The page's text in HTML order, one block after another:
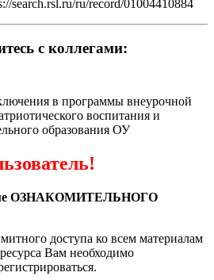
search.rsl.ru/ru/record/01004410884
с коллегами:
в программы внеурочной
воспитания и
образования ОУ
ОЗНАКОМИТЕЛЬНОГО
доступа ко всем материалам
Вам необходимо